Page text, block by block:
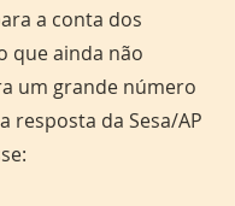
a conta dos
que ainda não
um grande número
resposta da Sesa/AP